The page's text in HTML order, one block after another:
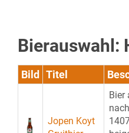
Bierauswahl:
Bild Titel
Jopen Koyt
Bier